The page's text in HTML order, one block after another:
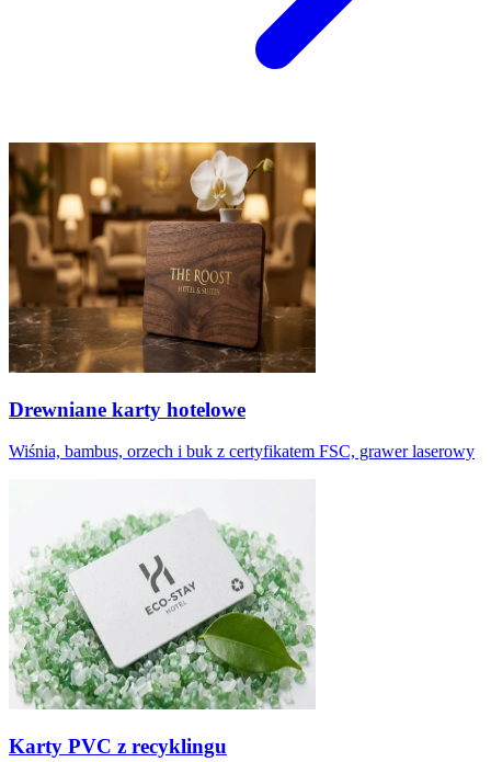
Drewniane karty hotelowe
Wiśnia, bambus, orzech i buk z certyfikatem FSC, grawer laserowy
Karty PVC z recyklingu